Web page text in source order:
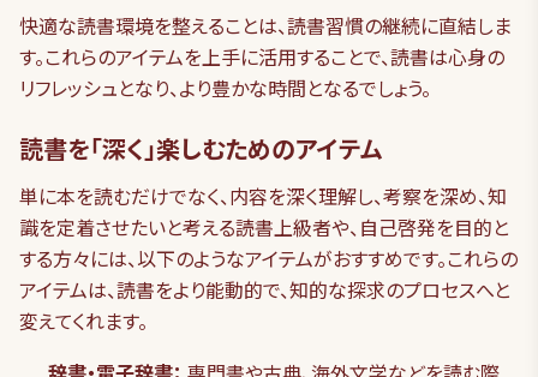
快適な読書環境を整えることは、読書習慣の継続に直結しま
す。これらのアイテムを上手に活用することで、読書は心身の
リフレッシュとなり、より豊かな時間となるでしょう。
読書を「深く」楽しむためのアイテム
単に本を読むだけでなく、内容を深く理解し、考察を深め、知
識を定着させたいと考える読書上級者や、自己啓発を目的と
する方々には、以下のようなアイテムがおすすめです。これらの
アイテムは、読書をより能動的で、知的な探求のプロセスへと
変えてくれます。